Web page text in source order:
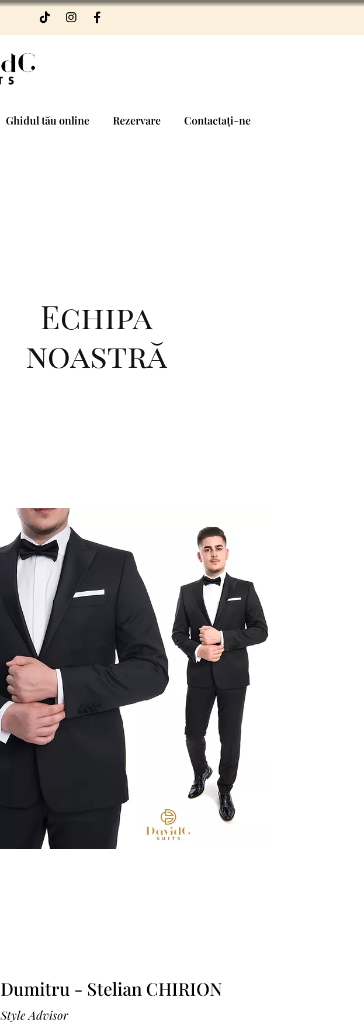
Ghidul tău online Rezervare Contactați-ne
Echipa
noastră
Dumitru - Stelian CHIRION
Style Advisor